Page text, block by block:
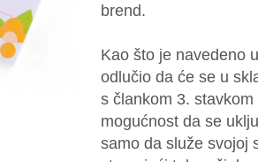
brend.
Kao što je navedeno
odlučio da će se u
s člankom 3.
mogućnost da se
samo da služe svojoj